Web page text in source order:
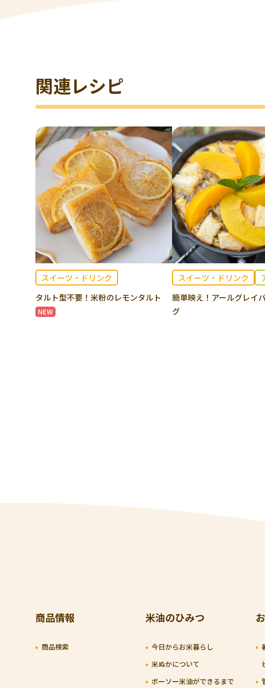
関連レシピ
スイーツ・ドリンク
タルト型不要！米粉のレモンタルト
NEW
スイーツ・ドリンク
簡単映え！アールグレイ
グ
商品情報
商品検索
米油のひみつ
今日からお米暮らし
米ぬかについて
ボーソー米油ができるまで